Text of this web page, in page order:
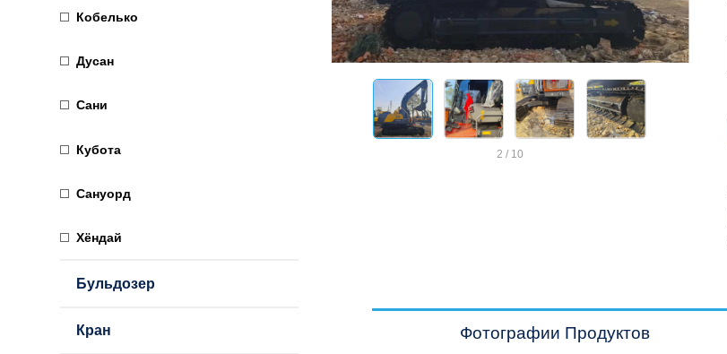
Кобелько
Дусан
Сани
Кубота
Сануорд
Хёндай
Бульдозер
Кран
2 / 10
Фотографии Продуктов